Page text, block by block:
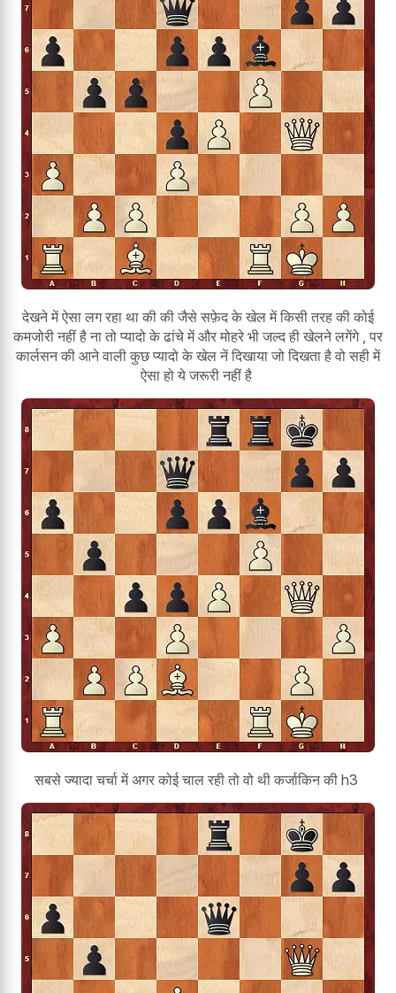
देखने में ऐसा लग रहा था की की जैसे सफ़ेद के खेल में किसी तरह की कोई
कमजोरी नहीं है ना तो प्यादो के ढांचे में और मोहरे भी जल्द ही खेलने लगेंगे , पर
कार्लसन की आने वाली कुछ प्यादो के खेल नें दिखाया जो दिखता है वो सही में
ऐसा हो ये जरूरी नहीं है
सबसे ज्यादा चर्चा में अगर कोई चाल रही तो वो थी कर्जाकिन की h3